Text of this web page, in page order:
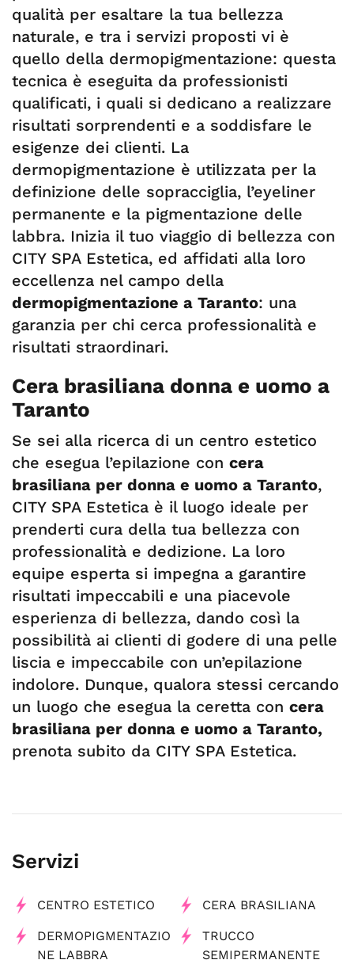
qualità per esaltare la tua bellezza
naturale, e tra i servizi proposti vi è
quello della dermopigmentazione: questa
tecnica è eseguita da professionisti
qualificati, i quali si dedicano a realizzare
risultati sorprendenti e a soddisfare le
esigenze dei clienti. La
dermopigmentazione è utilizzata per la
definizione delle sopracciglia, l’eyeliner
permanente e la pigmentazione delle
labbra. Inizia il tuo viaggio di bellezza con
CITY SPA Estetica, ed affidati alla loro
eccellenza nel campo della
dermopigmentazione a Taranto: una
garanzia per chi cerca professionalità e
risultati straordinari.
Cera brasiliana donna e uomo a
Taranto
Se sei alla ricerca di un centro estetico
che esegua l’epilazione con cera
brasiliana per donna e uomo a Taranto,
CITY SPA Estetica è il luogo ideale per
prenderti cura della tua bellezza con
professionalità e dedizione. La loro
equipe esperta si impegna a garantire
risultati impeccabili e una piacevole
esperienza di bellezza, dando così la
possibilità ai clienti di godere di una pelle
liscia e impeccabile con un’epilazione
indolore. Dunque, qualora stessi cercando
un luogo che esegua la ceretta con cera
brasiliana per donna e uomo a Taranto,
prenota subito da CITY SPA Estetica.
Servizi
CENTRO ESTETICO CERA BRASILIANA
DERMOPIGMENTAZIO
NE LABBRA
TRUCCO
SEMIPERMANENTE